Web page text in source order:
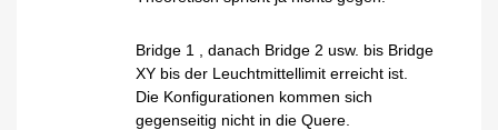
Bridge 1 , danach Bridge 2 usw. bis Bridge
XY bis der Leuchtmittellimit erreicht ist.
Die Konfigurationen kommen sich
gegenseitig nicht in die Quere.